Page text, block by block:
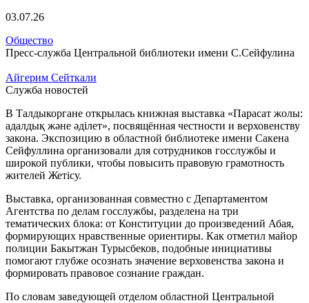
03.07.26
Общество
Пресс-служба Центральной библиотеки имени С.Сейфулина
Айгерим Сейткали
Служба новостей
В Талдыкоргане открылась книжная выставка «Парасат жолы:
адалдық және әділет», посвящённая честности и верховенству
закона. Экспозицию в областной библиотеке имени Сакена
Сейфуллина организовали для сотрудников госслужбы и
широкой публики, чтобы повысить правовую грамотность
жителей Жетісу.
Выставка, организованная совместно с Департаментом
Агентства по делам госслужбы, разделена на три
тематических блока: от Конституции до произведений Абая,
формирующих нравственные ориентиры. Как отметил майор
полиции Бакытжан Турысбеков, подобные инициативы
помогают глубже осознать значение верховенства закона и
формировать правовое сознание граждан.
По словам заведующей отделом областной Центральной